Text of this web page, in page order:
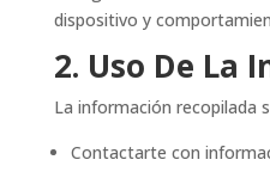
dispositivo y
2. Uso De La
La información recopilada
Contactarte con